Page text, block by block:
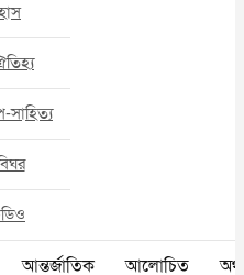
সাহিত্য
আন্তর্জাতিক আলোচিত